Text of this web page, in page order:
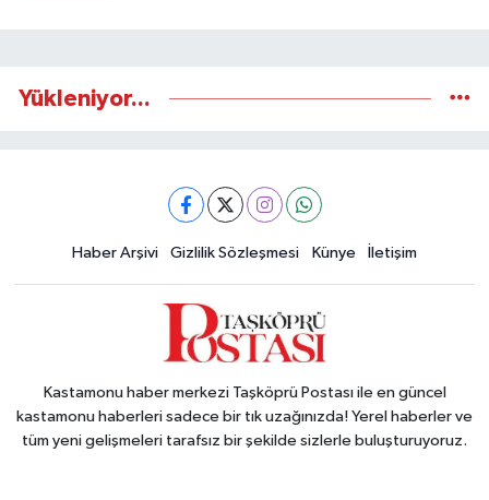
Yükleniyor...
Haber Arşivi Gizlilik Sözleşmesi Künye İletişim
Kastamonu haber merkezi Taşköprü Postası ile en güncel
kastamonu haberleri sadece bir tık uzağınızda! Yerel haberler ve
tüm yeni gelişmeleri tarafsız bir şekilde sizlerle buluşturuyoruz.